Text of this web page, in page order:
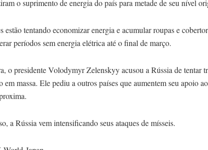
o suprimento de energia do país para metade de seu nível
estão tentando economizar energia e acumular roupas e
períodos sem energia elétrica até o final de março.
o presidente Volodymyr Zelenskyy acusou a Rússia de tentar
em massa. Ele pediu a outros países que aumentem seu apoio
a Rússia vem intensificando seus ataques de mísseis.